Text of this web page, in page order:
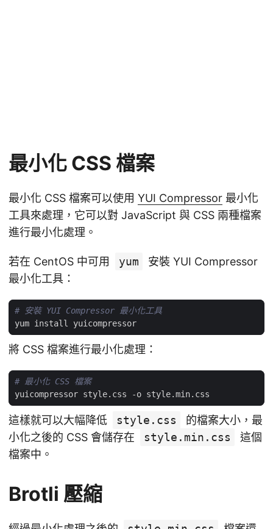
最小化 CSS 檔案
最小化 CSS 檔案可以使用 YUI Compressor 最小化
工具來處理，它可以對 JavaScript 與 CSS 兩種檔案
進行最小化處理。
若在 CentOS 中可用 yum
安裝 YUI Compressor
最小化工具：
# 安裝 YUI Compressor 最小化工具
將 CSS 檔案進行最小化處理：
# 最小化 CSS 檔案
這樣就可以大幅降低 style.css
的檔案大小，最
小化之後的 CSS 會儲存在
style.min.css
這個
檔案中。
Brotli 壓縮